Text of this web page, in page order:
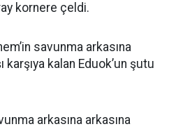
kornere çeldi.
savunma arkasına
karşıya kalan Eduok’un şutu
arkasına arkasına